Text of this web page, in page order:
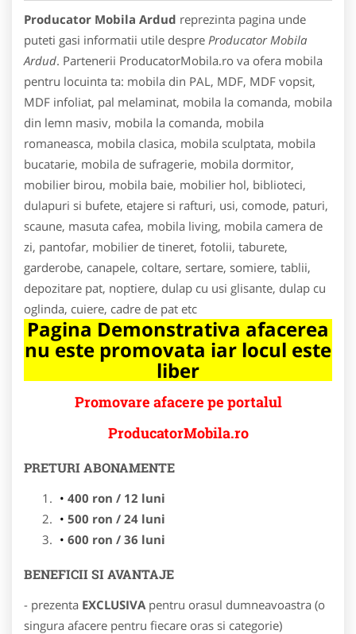
Producator Mobila Ardud reprezinta pagina unde
puteti gasi informatii utile despre Producator Mobila
Ardud. Partenerii ProducatorMobila.ro va ofera mobila
pentru locuinta ta: mobila din PAL, MDF, MDF vopsit,
MDF infoliat, pal melaminat, mobila la comanda, mobila
din lemn masiv, mobila la comanda, mobila
romaneasca, mobila clasica, mobila sculptata, mobila
bucatarie, mobila de sufragerie, mobila dormitor,
mobilier birou, mobila baie, mobilier hol, biblioteci,
dulapuri si bufete, etajere si rafturi, usi, comode, paturi,
scaune, masuta cafea, mobila living, mobila camera de
zi, pantofar, mobilier de tineret, fotolii, taburete,
garderobe, canapele, coltare, sertare, somiere, tablii,
depozitare pat, noptiere, dulap cu usi glisante, dulap cu
oglinda, cuiere, cadre de pat etc
Pagina Demonstrativa afacerea
nu este promovata iar locul este
liber
Promovare afacere pe portalul
ProducatorMobila.ro
PRETURI ABONAMENTE
400 ron / 12 luni
500 ron / 24 luni
600 ron / 36 luni
BENEFICII SI AVANTAJE
- prezenta EXCLUSIVA pentru orasul dumneavoastra (o
singura afacere pentru fiecare oras si categorie)